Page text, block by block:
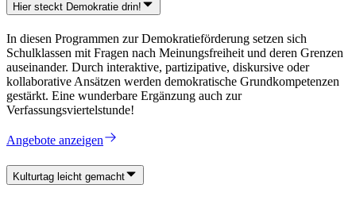
Hier steckt Demokratie drin!
In diesen Programmen zur Demokratieförderung setzen sich
Schulklassen mit Fragen nach Meinungsfreiheit und deren Grenzen
auseinander. Durch interaktive, partizipative, diskursive oder
kollaborative Ansätzen werden demokratische Grundkompetenzen
gestärkt. Eine wunderbare Ergänzung auch zur
Verfassungsviertelstunde!
Angebote anzeigen
Kulturtag leicht gemacht